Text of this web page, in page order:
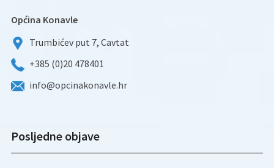
Općina Konavle
Trumbićev put 7, Cavtat
+385 (0)20 478401
info@opcinakonavle.hr
Posljedne objave